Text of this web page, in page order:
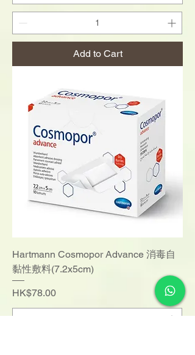
Add to Cart
Hartmann Cosmopor Advance 消毒自
黏性敷料(7.2x5cm)
Price
HK$78.00